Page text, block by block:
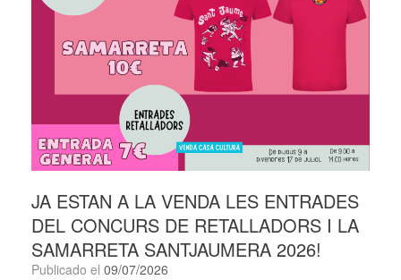
JA ESTAN A LA VENDA LES ENTRADES
DEL CONCURS DE RETALLADORS I LA
SAMARRETA SANTJAUMERA 2026!
Publicado el 09/07/2026